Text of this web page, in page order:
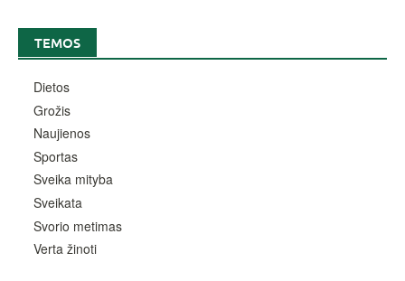
TEMOS
Dietos
Grožis
Naujienos
Sportas
Sveika mityba
Sveikata
Svorio metimas
Verta žinoti